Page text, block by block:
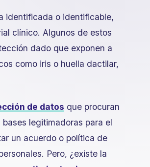
identificada o identificable,
clínico. Algunos de estos
dado que exponen a
como iris o huella dactilar,
de datos que procuran
legitimadoras para el
un acuerdo o política de
Pero, ¿existe la